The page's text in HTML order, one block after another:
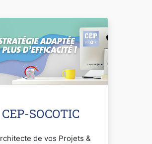
CEP-SOCOTIC
de vos Projets &